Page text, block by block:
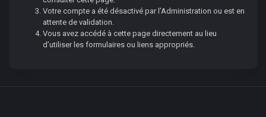
Votre compte a été désactivé par l’Administration ou est en
attente de validation.
Vous avez accédé à cette page directement au lieu
d’utiliser les formulaires ou liens appropriés.